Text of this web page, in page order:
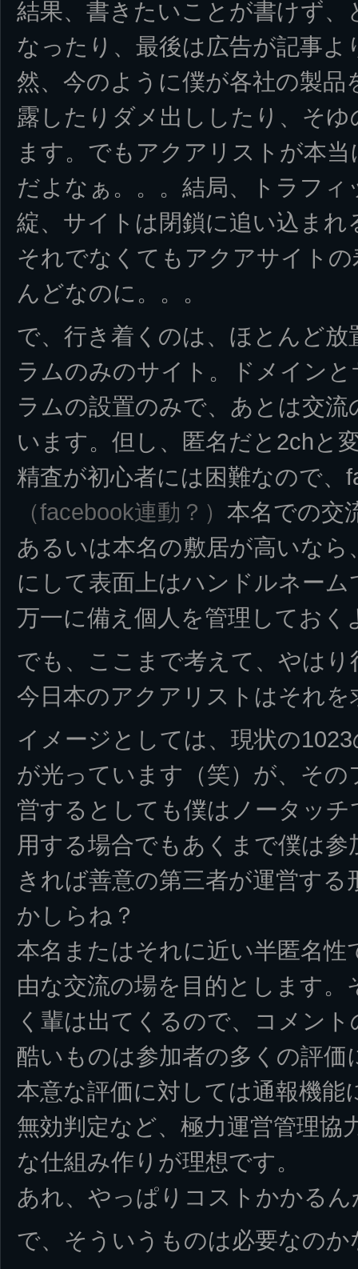
結果、書きたいことが書けず
なったり、最後は広告が記事
然、今のように僕が各社の製
露したりダメ出ししたり、そ
ます。でもアクアリストが本
だよなぁ。。。結局、トラフ
綻、サイトは閉鎖に追い込ま
それでなくてもアクアサイト
んどなのに。。。
で、行き着くのは、ほとんど
ラムのみのサイト。ドメイン
ラムの設置のみで、あとは交
います。但し、匿名だと2chと
精査が初心者には困難なので、
（facebook連動？） 本名での交
あるいは本名の敷居が高いな
にして表面上はハンドルネー
万一に備え個人を管理してお
でも、ここまで考えて、やは
今日本のアクアリストはそれ
イメージとしては、現状の
が光っています（笑）が、そ
営するとしても僕はノータッ
用する場合でもあくまで僕は
きれば善意の第三者が運営す
かしらね？
本名またはそれに近い半匿名性
由な交流の場を目的とします
く輩は出てくるので、コメン
酷いものは参加者の多くの評価
本意な評価に対しては通報機
無効判定など、極力運営管理協
な仕組み作りが理想です。
あれ、やっぱりコストかかる
で、そういうものは必要なのか